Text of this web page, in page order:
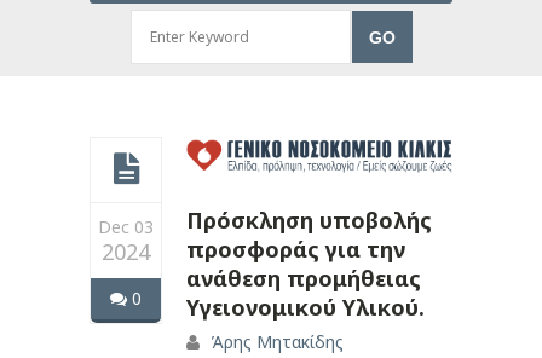
Dec 03
2024
0
Πρόσκληση υποβολής
προσφοράς για την
ανάθεση προμήθειας
Υγειονομικού Υλικού.
Άρης Μητακίδης